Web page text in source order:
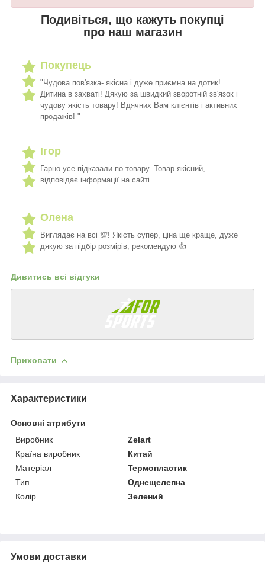
Подивіться, що кажуть покупці
про наш магазин
Покупець
"Чудова пов'язка- якісна і дуже приємна на дотик!
Дитина в захваті! Дякую за швидкий зворотній зв'язок і
чудову якість товару! Вдячних Вам клієнтів і активних
продажів! "
Ігор
Гарно усе підказали по товару. Товар якісний,
відповідає інформації на сайті.
Олена
Виглядає на всі 💯! Якість супер, ціна ще краще, дуже
дякую за підбір розмірів, рекомендую 👍
Дивитись всі відгуки
Приховати
Характеристики
Основні атрибути
Виробник
Zelart
Країна виробник
Китай
Матеріал
Термопластик
Тип
Однещелепна
Колір
Зелений
Умови доставки